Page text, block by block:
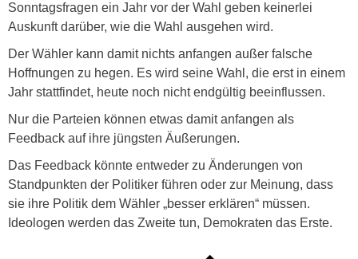
Sonntagsfragen ein Jahr vor der Wahl geben keinerlei
Auskunft darüber, wie die Wahl ausgehen wird.
Der Wähler kann damit nichts anfangen außer falsche
Hoffnungen zu hegen. Es wird seine Wahl, die erst in einem
Jahr stattfindet, heute noch nicht endgültig beeinflussen.
Nur die Parteien können etwas damit anfangen als
Feedback auf ihre jüngsten Äußerungen.
Das Feedback könnte entweder zu Änderungen von
Standpunkten der Politiker führen oder zur Meinung, dass
sie ihre Politik dem Wähler „besser erklären“ müssen.
Ideologen werden das Zweite tun, Demokraten das Erste.